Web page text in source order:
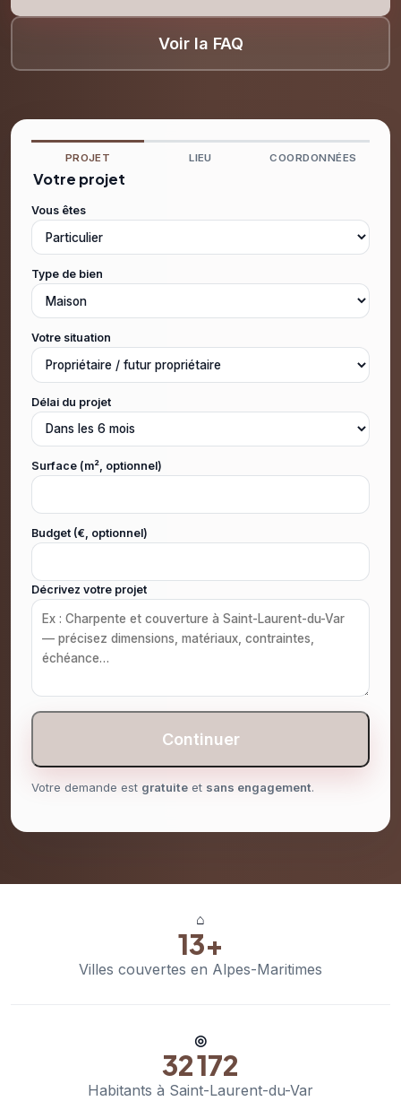
Voir la FAQ
PROJET LIEU COORDONNÉES
Votre projet
Vous êtes
Type de bien
Votre situation
Délai du projet
Surface (m², optionnel)
Budget (€, optionnel)
Décrivez votre projet
Continuer
Votre demande est gratuite et sans engagement.
⌂
13+
Villes couvertes en Alpes-Maritimes
◎
32 172
Habitants à Saint-Laurent-du-Var